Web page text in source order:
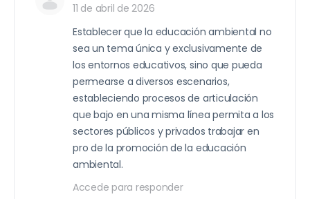
11 de abril de 2026
Establecer que la educación ambiental no
sea un tema única y exclusivamente de
los entornos educativos, sino que pueda
permearse a diversos escenarios,
estableciendo procesos de articulación
que bajo en una misma línea permita a los
sectores públicos y privados trabajar en
pro de la promoción de la educación
ambiental.
Accede para responder